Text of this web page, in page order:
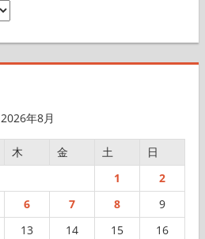
2026年8月
木 金 土
日
1
2
6 7 8
9
13 14 15
16